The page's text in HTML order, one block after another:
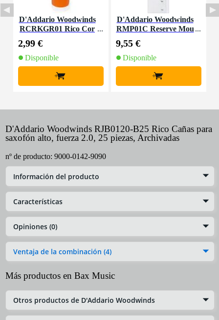
D'Addario Woodwinds
RCRKGR01 Rico Cor
2,99 €
Disponible
+
D'Addario Woodwinds
RMP01C Reserve Mou
(Pack of 5)
9,55 €
Disponible
+
D'Addario Woodwinds RJB0120-B25 Rico Cañas para
saxofón alto, fuerza 2.0, 25 piezas, Archivadas
nº de producto: 9000-0142-9090
Información del producto
Características
Opiniones (0)
Ventaja de la combinación (4)
Más productos en Bax Music
Otros productos de D'Addario Woodwinds